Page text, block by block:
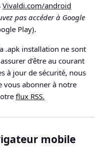
Vivaldi.com/android
pas accéder à Google
Play).
.apk installation ne sont
d’être au courant
à jour de sécurité, nous
vous abonner à notre
flux RSS.
mobile